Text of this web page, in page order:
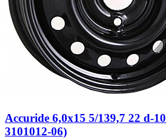
Accuride 6,0x15 5/139,7 22 d-
3101012-06)